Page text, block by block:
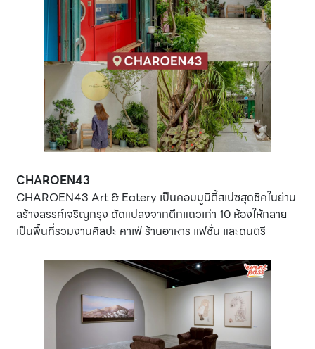
CHAROEN43
CHAROEN43 Art & Eatery เป็นคอมมูนิตี้สเปซสุดชิคในย่าน
สร้างสรรค์เจริญกรุง ดัดแปลงจากตึกแถวเก่า 10 ห้องให้กลาย
เป็นพื้นที่รวมงานศิลปะ คาเฟ่ ร้านอาหาร แฟชั่น และดนตรี